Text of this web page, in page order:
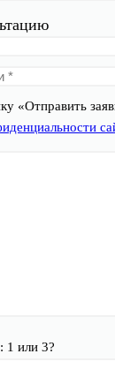
«Отправить
1 или 3?